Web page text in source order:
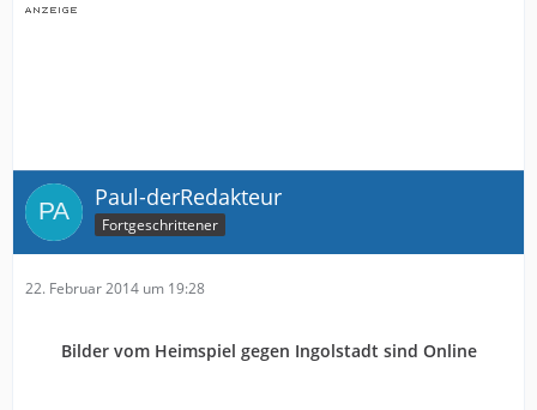
Paul-derRedakteur
Fortgeschrittener
22. Februar 2014 um 19:28
Bilder vom Heimspiel gegen Ingolstadt sind Online